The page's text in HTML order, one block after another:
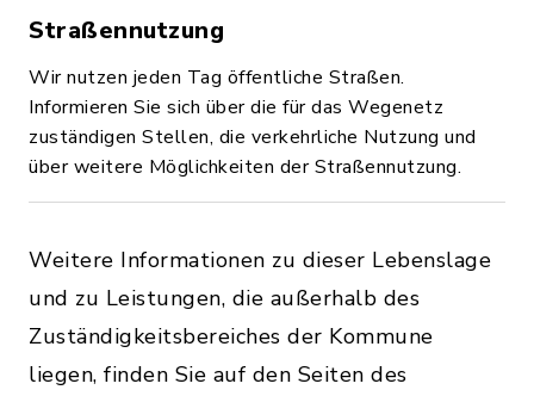
Straßennutzung
Wir nutzen jeden Tag öffentliche Straßen.
Informieren Sie sich über die für das Wegenetz
zuständigen Stellen, die verkehrliche Nutzung und
über weitere Möglichkeiten der Straßennutzung.
Weitere Informationen zu dieser Lebenslage
und zu Leistungen, die außerhalb des
Zuständigkeitsbereiches der Kommune
liegen, finden Sie auf den Seiten des